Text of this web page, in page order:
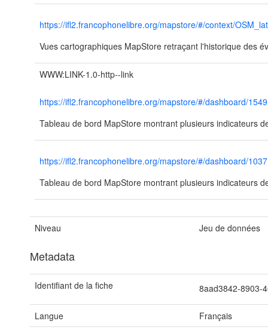
https://ifl2.francophonelibre.org/mapstore/#/context/
Vues cartographiques MapStore retraçant l'historique des
WWW:LINK-1.0-http--link
https://ifl2.francophonelibre.org/mapstore/#/dashboard/1549
Tableau de bord MapStore montrant plusieurs indicateurs
https://ifl2.francophonelibre.org/mapstore/#/dashboard/1037
Tableau de bord MapStore montrant plusieurs indicateurs
Niveau Jeu de données
Metadata
Identifiant de la fiche 8aad3842-8903-
Langue
Français